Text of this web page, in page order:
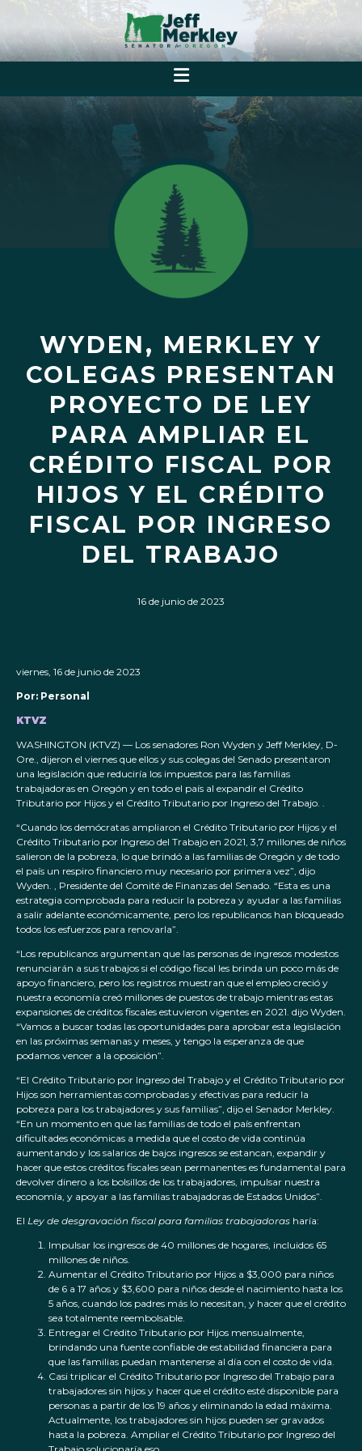
WYDEN, MERKLEY Y
COLEGAS PRESENTAN
PROYECTO DE LEY
PARA AMPLIAR EL
CRÉDITO FISCAL POR
HIJOS Y EL CRÉDITO
FISCAL POR INGRESO
DEL TRABAJO
16 de junio de 2023
viernes, 16 de junio de 2023
Por: Personal
KTVZ
WASHINGTON (KTVZ) — Los senadores Ron Wyden y Jeff Merkley, D-
Ore., dijeron el viernes que ellos y sus colegas del Senado presentaron
una legislación que reduciría los impuestos para las familias
trabajadoras en Oregón y en todo el país al expandir el Crédito
Tributario por Hijos y el Crédito Tributario por Ingreso del Trabajo. .
“Cuando los demócratas ampliaron el Crédito Tributario por Hijos y el
Crédito Tributario por Ingreso del Trabajo en 2021, 3,7 millones de niños
salieron de la pobreza, lo que brindó a las familias de Oregón y de todo
el país un respiro financiero muy necesario por primera vez”, dijo
Wyden. , Presidente del Comité de Finanzas del Senado. “Esta es una
estrategia comprobada para reducir la pobreza y ayudar a las familias
a salir adelante económicamente, pero los republicanos han bloqueado
todos los esfuerzos para renovarla”.
“Los republicanos argumentan que las personas de ingresos modestos
renunciarán a sus trabajos si el código fiscal les brinda un poco más de
apoyo financiero, pero los registros muestran que el empleo creció y
nuestra economía creó millones de puestos de trabajo mientras estas
expansiones de créditos fiscales estuvieron vigentes en 2021. dijo Wyden.
“Vamos a buscar todas las oportunidades para aprobar esta legislación
en las próximas semanas y meses, y tengo la esperanza de que
podamos vencer a la oposición”.
“El Crédito Tributario por Ingreso del Trabajo y el Crédito Tributario por
Hijos son herramientas comprobadas y efectivas para reducir la
pobreza para los trabajadores y sus familias”, dijo el Senador Merkley.
“En un momento en que las familias de todo el país enfrentan
dificultades económicas a medida que el costo de vida continúa
aumentando y los salarios de bajos ingresos se estancan, expandir y
hacer que estos créditos fiscales sean permanentes es fundamental para
devolver dinero a los bolsillos de los trabajadores, impulsar nuestra
economía, y apoyar a las familias trabajadoras de Estados Unidos”.
El Ley de desgravación fiscal para familias trabajadoras haría:
Impulsar los ingresos de 40 millones de hogares, incluidos 65
millones de niños.
Aumentar el Crédito Tributario por Hijos a $3,000 para niños
de 6 a 17 años y $3,600 para niños desde el nacimiento hasta los
5 años, cuando los padres más lo necesitan, y hacer que el crédito
sea totalmente reembolsable.
Entregar el Crédito Tributario por Hijos mensualmente,
brindando una fuente confiable de estabilidad financiera para
que las familias puedan mantenerse al día con el costo de vida.
Casi triplicar el Crédito Tributario por Ingreso del Trabajo para
trabajadores sin hijos y hacer que el crédito esté disponible para
personas a partir de los 19 años y eliminando la edad máxima.
Actualmente, los trabajadores sin hijos pueden ser gravados
hasta la pobreza. Ampliar el Crédito Tributario por Ingreso del